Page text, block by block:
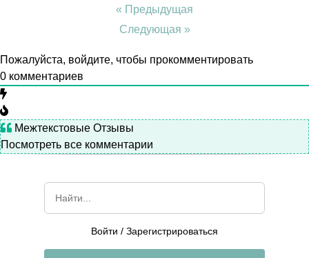
« Предыдущая
Следующая »
Пожалуйста, войдите, чтобы прокомментировать
0 комментариев
Межтекстовые Отзывы
Посмотреть все комментарии
Войти / Зарегистрироваться